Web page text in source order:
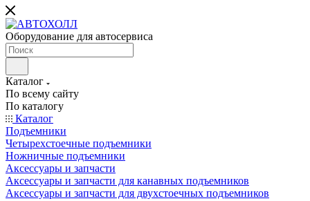
Оборудование для автосервиса
Каталог
По всему сайту
По каталогу
Каталог
Подъемники
Четырехстоечные подъемники
Ножничные подъемники
Аксессуары и запчасти
Аксессуары и запчасти для канавных подъемников
Аксессуары и запчасти для двухстоечных подъемников